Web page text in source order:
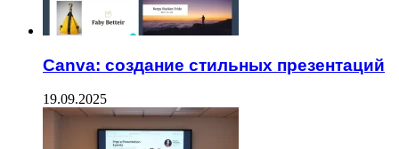
Canva: создание стильных презентаций
19.09.2025